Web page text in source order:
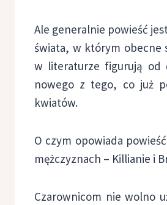
Ale generalnie powieść
świata, w którym obecne
w literaturze figurują od
nowego z tego, co już
kwiatów.
O czym opowiada
mężczyznach – Killianie i
Czarownicom nie wolno